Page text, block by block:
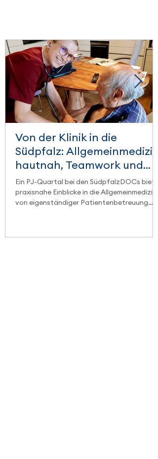
Von der Klinik in die
Südpfalz: Allgemeinmedizin
hautnah, Teamwork und
regionale Lebensfreude
Ein PJ-Quartal bei den SüdpfalzDOCs
praxisnahe Einblicke in die Allgemeinmedizin:
von eigenständiger Patientenbetreuung